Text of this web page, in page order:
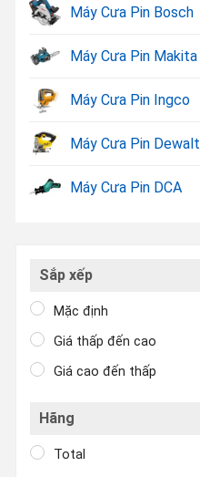
Máy Cưa Pin Bosch
Máy Cưa Pin Makita
Máy Cưa Pin Ingco
Máy Cưa Pin Dewalt
Máy Cưa Pin DCA
Sắp xếp
Mặc định
Giá thấp đến cao
Giá cao đến thấp
Hãng
Total